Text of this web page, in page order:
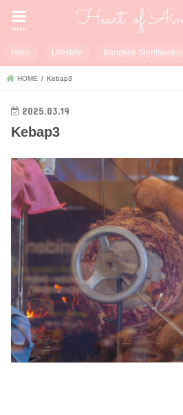
menu
Hello Lifestyle Bangkok Sightseeing
HOME Kebap3
2025.03.19
Kebap3